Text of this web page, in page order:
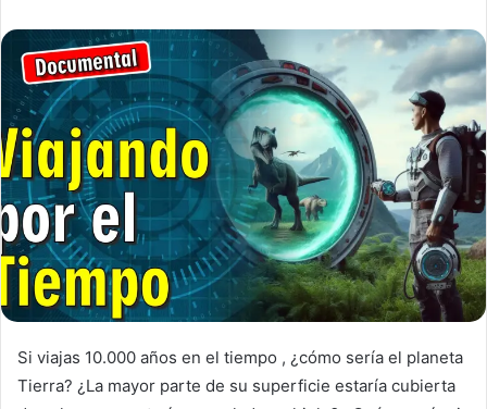
Si viajas 10.000 años en el tiempo , ¿cómo sería el planeta
Tierra? ¿La mayor parte de su superficie estaría cubierta